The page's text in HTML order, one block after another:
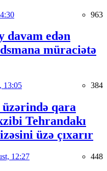
963
davam edən
müraciətə
13:05 384
qara
Tehrandakı
üzə çıxarır
12:27 448